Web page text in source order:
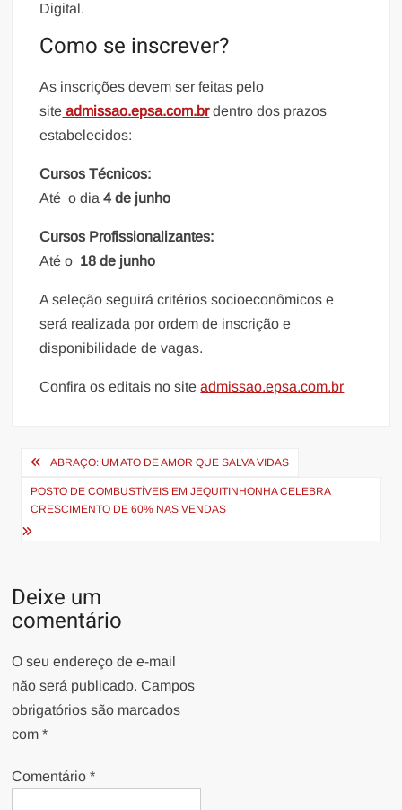
Digital.
Como se inscrever?
As inscrições devem ser feitas pelo
site admissao.epsa.com.brdentro dos prazos
estabelecidos:
Cursos Técnicos:
Até o dia4 de junho
Cursos Profissionalizantes:
Até o 18 de junho
A seleção seguirá critérios socioeconômicos e
será realizada por ordem de inscrição e
disponibilidade de vagas.
Confira os editais no siteadmissao.epsa.com.br
Navegação
de
Post
ABRAÇO: UM ATO DE AMOR QUE SALVA VIDAS
POSTO DE COMBUSTÍVEIS EM JEQUITINHONHA CELEBRA
CRESCIMENTO DE 60% NAS VENDAS
Deixe um
comentário
O seu endereço de e-mail
não será publicado. Campos
obrigatórios são marcados
com*
Comentário*